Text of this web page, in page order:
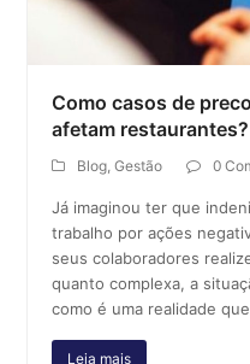
Como casos de
afetam restaurantes?
Blog ,Gestão 0
Já imaginou ter que
trabalho por ações
seus colaboradores
quanto complexa, a
como é uma realidade
Leia mais